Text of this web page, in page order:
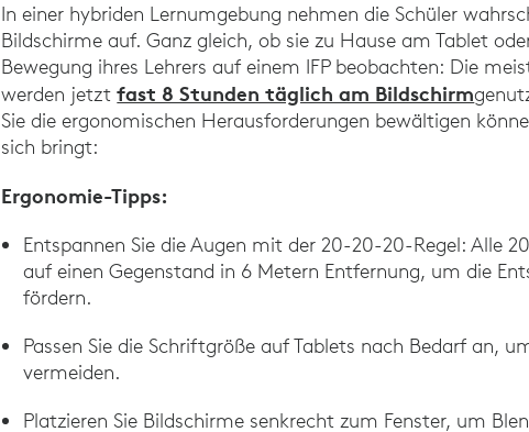
In einer hybriden Lernumgebung nehmen die Schüler
Bildschirme auf. Ganz gleich, ob sie zu Hause am Tablet
Bewegung ihres Lehrers auf einem IFP beobachten: Die
werden jetztfast 8 Stunden täglich am Bildschirm
Sie die ergonomischen Herausforderungen bewältigen
sich bringt:
Ergonomie-Tipps:
Entspannen Sie die Augen mit der 20-20-20-Regel: Alle
auf einen Gegenstand in 6 Metern Entfernung, um die
fördern.
Passen Sie die Schriftgröße auf Tablets nach Bedarf an,
vermeiden.
Platzieren Sie Bildschirme senkrecht zum Fenster, um